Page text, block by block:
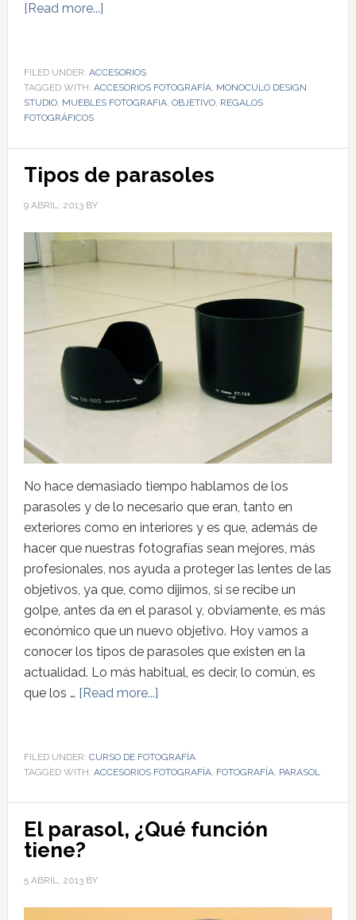
[Read more...]
FILED UNDER: ACCESORIOS
TAGGED WITH: ACCESORIOS FOTOGRAFÍA, MONOCULO DESIGN
STUDIO, MUEBLES FOTOGRAFIA, OBJETIVO, REGALOS
FOTOGRÁFICOS
Tipos de parasoles
9 ABRIL, 2013BY
No hace demasiado tiempo hablamos de los
parasoles y de lo necesario que eran, tanto en
exteriores como en interiores y es que, además de
hacer que nuestras fotografías sean mejores, más
profesionales, nos ayuda a proteger las lentes de las
objetivos, ya que, como dijimos, si se recibe un
golpe, antes da en el parasol y, obviamente, es más
económico que un nuevo objetivo. Hoy vamos a
conocer los tipos de parasoles que existen en la
actualidad. Lo más habitual, es decir, lo común, es
que los … [Read more...]
FILED UNDER: CURSO DE FOTOGRAFÍA
TAGGED WITH: ACCESORIOS FOTOGRAFÍA, FOTOGRAFÍA, PARASOL
El parasol, ¿Qué función
tiene?
5 ABRIL, 2013BY